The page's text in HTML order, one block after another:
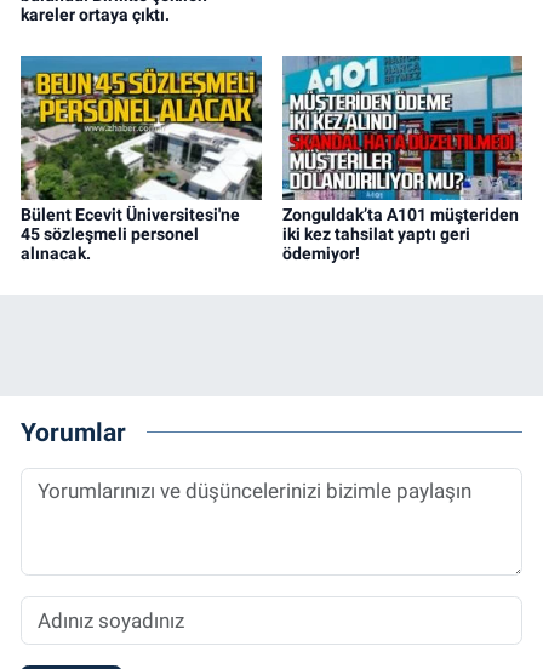
kareler ortaya çıktı.
Bülent Ecevit Üniversitesi'ne
45 sözleşmeli personel
alınacak.
Zonguldak’ta A101 müşteriden
iki kez tahsilat yaptı geri
ödemiyor!
Yorumlar